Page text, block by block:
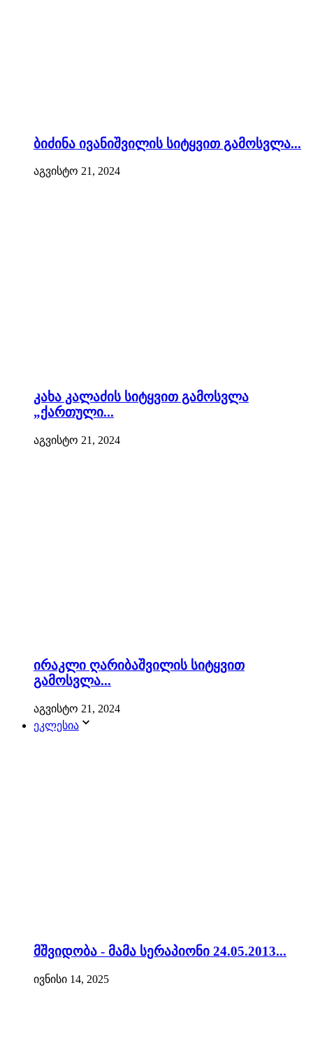
ბიძინა ივანიშვილის სიტყვით გამოსვლა...
აგვისტო 21, 2024
კახა კალაძის სიტყვით გამოსვლა
„ქართული...
აგვისტო 21, 2024
ირაკლი ღარიბაშვილის სიტყვით
გამოსვლა...
აგვისტო 21, 2024
ეკლესია
მშვიდობა - მამა სერაპიონი 24.05.2013...
ივნისი 14, 2025